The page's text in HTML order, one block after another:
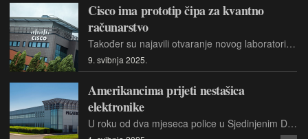
Cisco ima prototip čipa za kvantno
računarstvo
Također su najavili otvaranje novog laboratorija u Santa Monici u američkoj saveznoj državi Kaliforniji kako bi dalje razvijali kvantno računarstvo.
9. svibnja 2025.
Amerikancima prijeti nestašica
elektronike
U roku od dva mjeseca police u Sjedinjenim Državama mogle nalikovati onima u zemljama trećeg svijeta, gdje su robne kuće i tržnice prazne zato što svi čekaju rasplet događaja.